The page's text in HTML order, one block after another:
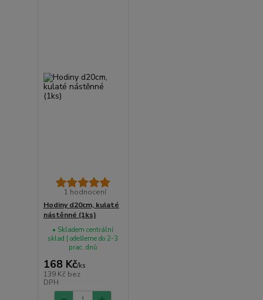
1 hodnocení
Hodiny d20cm, kulaté
nástěnné (1ks)
168 Kč/ks
139 Kč bez
DPH
• Skladem centrální
sklad | odešleme do 2-3
prac. dnů